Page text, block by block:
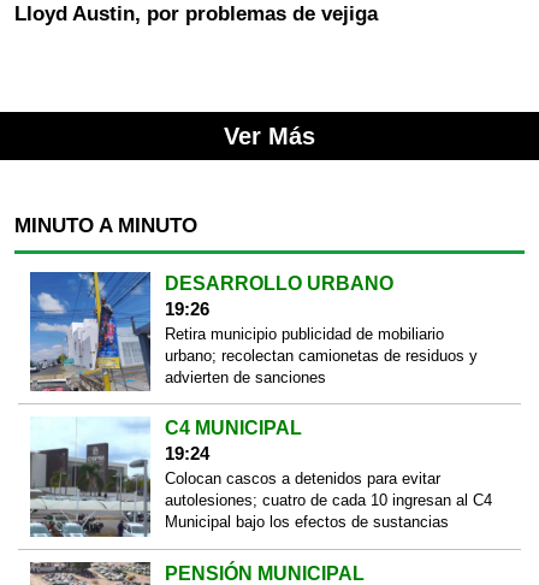
Lloyd Austin, por problemas de vejiga
Ver Más
MINUTO A MINUTO
DESARROLLO URBANO
19:26
Retira municipio publicidad de mobiliario
urbano; recolectan camionetas de residuos y
advierten de sanciones
C4 MUNICIPAL
19:24
Colocan cascos a detenidos para evitar
autolesiones; cuatro de cada 10 ingresan al C4
Municipal bajo los efectos de sustancias
PENSIÓN MUNICIPAL